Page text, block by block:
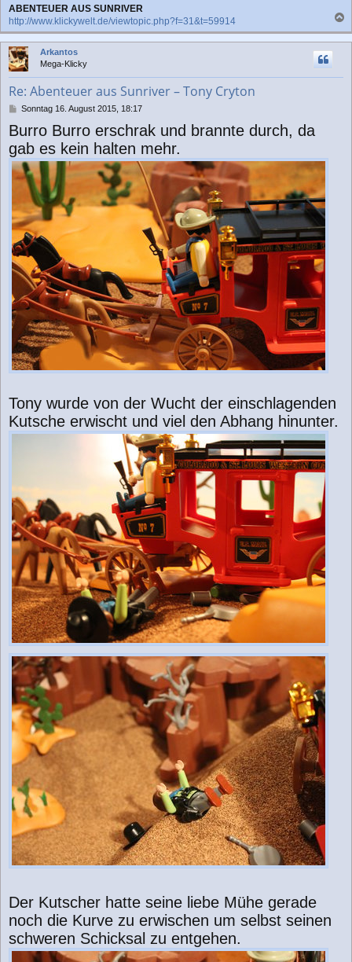
ABENTEUER AUS SUNRIVER
http://www.klickywelt.de/viewtopic.php?f=31&t=59914
a
c
Arkantos
Mega-Klicky
Re: Abenteuer aus Sunriver – Tony Cryton
B
i
r
a
g
Sonntag 16. August 2015, 18:17
Burro Burro erschrak und brannte durch, da
gab es kein halten mehr.
Tony wurde von der Wucht der einschlagenden
Kutsche erwischt und viel den Abhang hinunter.
Der Kutscher hatte seine liebe Mühe gerade
noch die Kurve zu erwischen um selbst seinen
schweren Schicksal zu entgehen.